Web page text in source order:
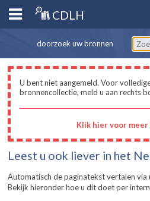
CDLH
doorzoek uw bronnen
U bent niet aangemeld. Voor
bronnencollectie, meld u aan rechts
Klik hier voor
Leest u ook liever in het
Automatisch de paginatekst vertalen
Bekijk hieronder hoe u dit doet per